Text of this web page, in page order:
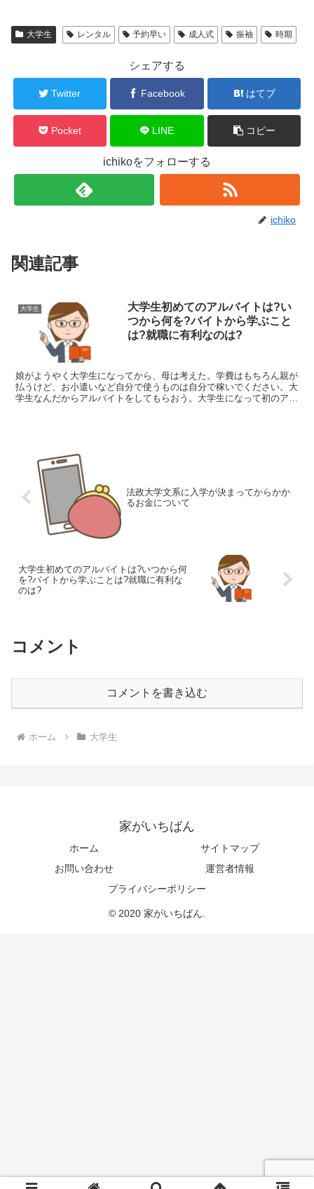
大学生 レンタル 予約早い 成人式 振袖 時期
シェアする
Twitter Facebook はてブ
Pocket LINE コピー
ichikoをフォローする
ichiko
関連記事
大学生
大学生初めてのアルバイトは?い
つから何を?バイトから学ぶこと
は?就職に有利なのは?
娘がようやく大学生になってから、母は考えた。学費はもちろん親が
払うけど、お小遣いなど自分で使うものは自分で稼いでください。大
学生なんだからアルバイトをしてもらおう。大学生になって初のアル
法政大学文系に入学が決まってからかか
るお金について
大学生初めてのアルバイトは?いつから何
を?バイトから学ぶことは?就職に有利な
のは?
コメント
コメントを書き込む
ホーム 大学生
家がいちばん
ホーム
サイトマップ
お問い合わせ
運営者情報
プライバシーポリシー
© 2020 家がいちばん.